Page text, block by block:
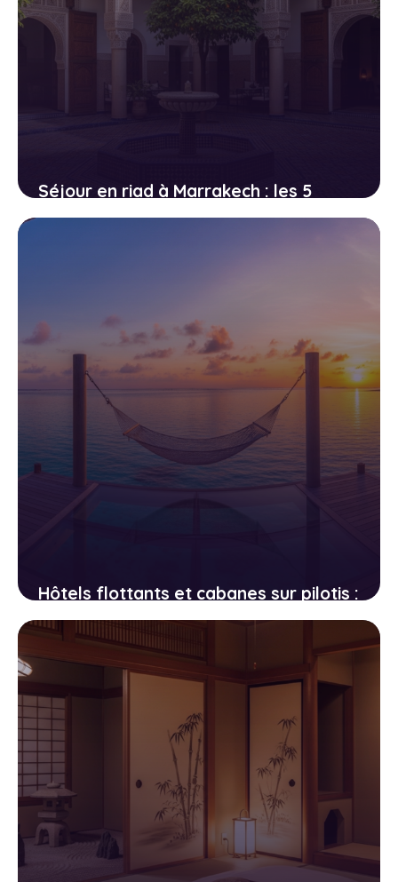
Séjour en riad à Marrakech : les 5
meilleures adresses authentiques
Hôtels flottants et cabanes sur pilotis :
les hébergements les plus fous au-
dessus de l’eau